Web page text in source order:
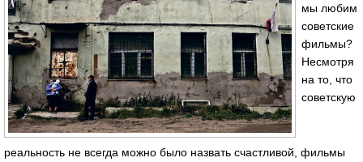
мы любим
советские
фильмы?
Несмотря
на то, что
советскую
реальность не всегда можно было назвать счастливой, фильмы